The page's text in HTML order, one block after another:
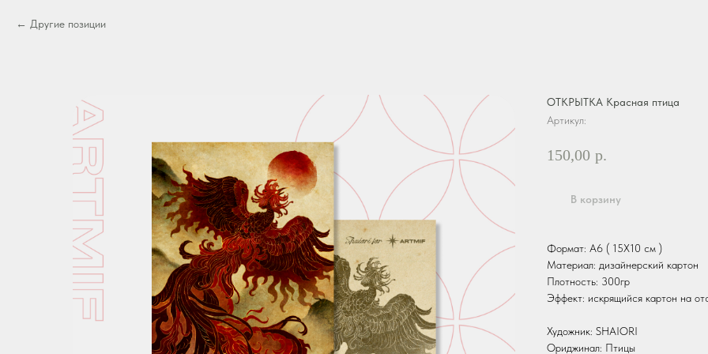
Другие позиции
ОТКРЫТКА Красная птица
Артикул:
150,00 р.
В корзину
Формат: А6 ( 15Х10 см )
Материал: дизайнерский картон
Плотность: 300гр
Эффект: искрящийся картон на
Художник: SHAIORI
Ориджинал: Птицы